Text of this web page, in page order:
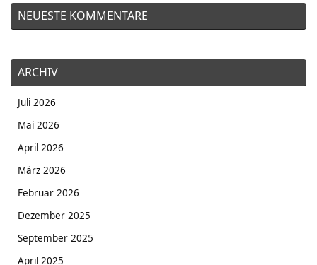
NEUESTE KOMMENTARE
ARCHIV
Juli 2026
Mai 2026
April 2026
März 2026
Februar 2026
Dezember 2025
September 2025
April 2025